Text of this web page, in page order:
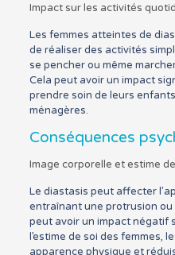
Impact sur les activités
Les femmes atteintes de
de réaliser des activités
se pencher ou même
Cela peut avoir un impact
prendre soin de leurs
ménagères.
Conséquences
Image corporelle et estime
Le diastasis peut affecter
entraînant une protrusion ou
peut avoir un impact négatif
l’estime de soi des femmes,
apparence physique et